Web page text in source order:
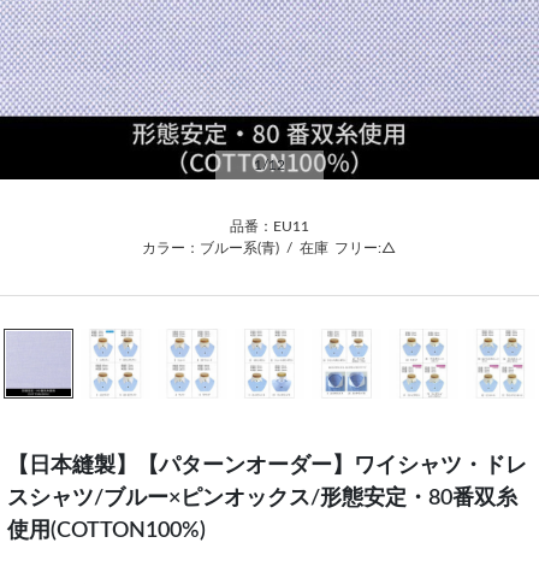
1/12
品番：EU11
カラー：ブルー系(青) / 在庫 フリー:△
【日本縫製】【パターンオーダー】ワイシャツ・ドレ
スシャツ/ブルー×ピンオックス/形態安定・80番双糸
使用(COTTON100%)